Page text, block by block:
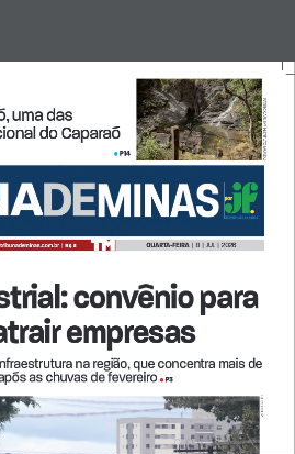
• Built withGeneratePress
uma das
do Caparaó
• P14 PATRICK ARLEY/ INSTITUTO MUNDU
convênio para
empresas
FELIPE COURI
na região, que concentra mais de
as chuvas de fevereiro • P3
tribunademinas.com.br
  |
R$ 3 QUARTA-FEIRA |  8  |  JUL  |  2026